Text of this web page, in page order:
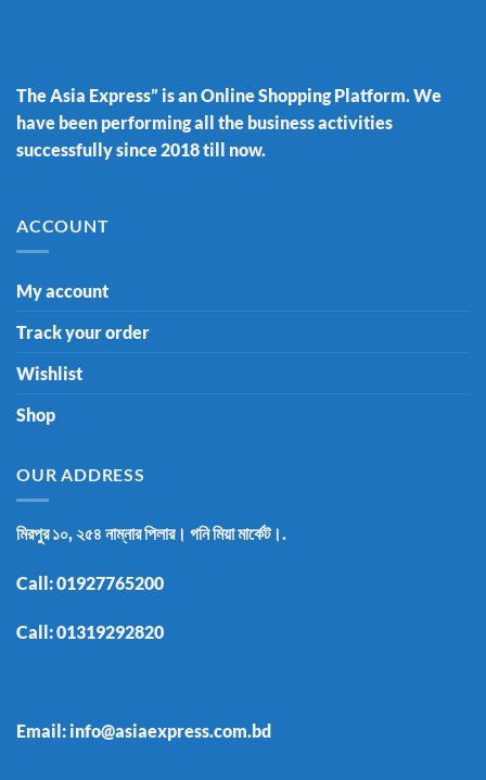
The Asia Express” is an Online Shopping Platform. We
have been performing all the business activities
successfully since 2018 till now.
ACCOUNT
My account
Track your order
Wishlist
Shop
OUR ADDRESS
মিরপুর ১০, ২৫৪ নাম্নার পিলার। গনি মিয়া মার্কেট।.
Call:01927765200
Call:01319292820
Email: info@asiaexpress.com.bd